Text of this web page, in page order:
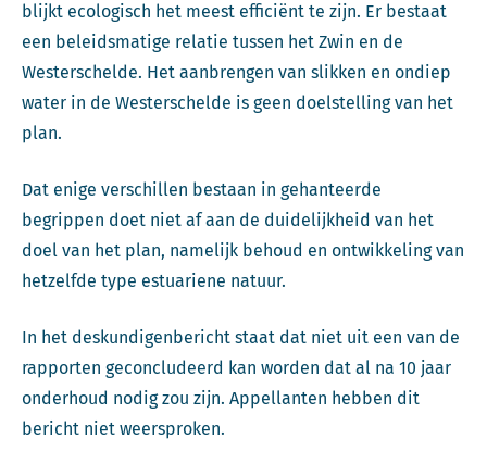
blijkt ecologisch het meest efficiënt te zijn. Er bestaat
een beleidsmatige relatie tussen het Zwin en de
Westerschelde. Het aanbrengen van slikken en ondiep
water in de Westerschelde is geen doelstelling van het
plan.
Dat enige verschillen bestaan in gehanteerde
begrippen doet niet af aan de duidelijkheid van het
doel van het plan, namelijk behoud en ontwikkeling van
hetzelfde type estuariene natuur.
In het deskundigenbericht staat dat niet uit een van de
rapporten geconcludeerd kan worden dat al na 10 jaar
onderhoud nodig zou zijn. Appellanten hebben dit
bericht niet weersproken.